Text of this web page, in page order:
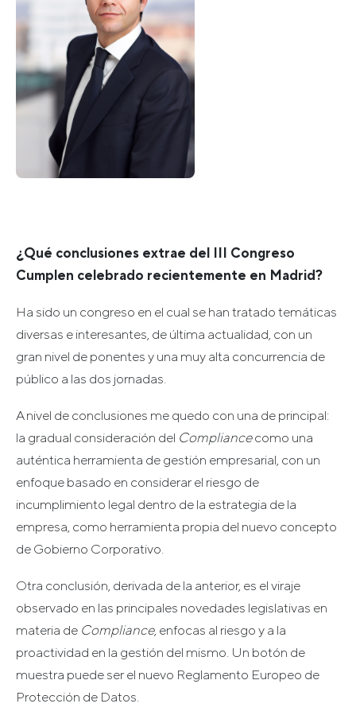
¿Qué conclusiones extrae del III Congreso
Cumplen celebrado recientemente en Madrid?
Ha sido un congreso en el cual se han tratado temáticas
diversas e interesantes, de última actualidad, con un
gran nivel de ponentes y una muy alta concurrencia de
público a las dos jornadas.
A nivel de conclusiones me quedo con una de principal:
la gradual consideración del Compliancecomo una
auténtica herramienta de gestión empresarial, con un
enfoque basado en considerar el riesgo de
incumplimiento legal dentro de la estrategia de la
empresa, como herramienta propia del nuevo concepto
de Gobierno Corporativo.
Otra conclusión, derivada de la anterior, es el viraje
observado en las principales novedades legislativas en
materia de Compliance, enfocas al riesgo y a la
proactividad en la gestión del mismo. Un botón de
muestra puede ser el nuevo Reglamento Europeo de
Protección de Datos.